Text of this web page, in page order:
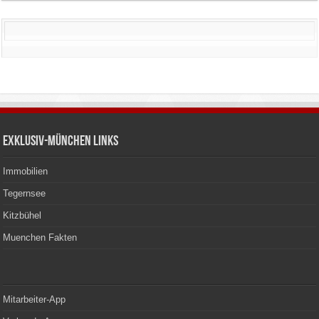
Exklusiv-München Links
Immobilien
Tegernsee
Kitzbühel
Muenchen Fakten
Mitarbeiter-App